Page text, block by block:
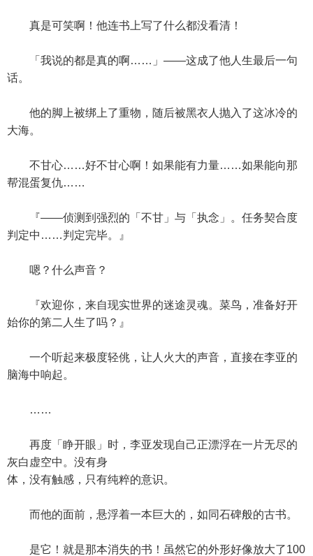
真是可笑啊！他连书上写了什么都没看清！
「我说的都是真的啊……」——这成了他人生最后一句
话。
他的脚上被绑上了重物，随后被黑衣人抛入了这冰冷的
大海。
不甘心……好不甘心啊！如果能有力量……如果能向那
帮混蛋复仇……
『——侦测到强烈的「不甘」与「执念」。任务契合度
判定中……判定完毕。』
嗯？什么声音？
『欢迎你，来自现实世界的迷途灵魂。菜鸟，准备好开
始你的第二人生了吗？』
一个听起来极度轻佻，让人火大的声音，直接在李亚的
脑海中响起。
……
再度「睁开眼」时，李亚发现自己正漂浮在一片无尽的
灰白虚空中。没有身
体，没有触感，只有纯粹的意识。
而他的面前，悬浮着一本巨大的，如同石碑般的古书。
是它！就是那本消失的书！虽然它的外形好像放大了100